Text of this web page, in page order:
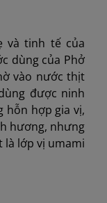
và tinh tế của
dùng của Phở
vào nước thịt
được ninh
hỗn hợp gia vị,
hương, nhưng
là lớp vị umami